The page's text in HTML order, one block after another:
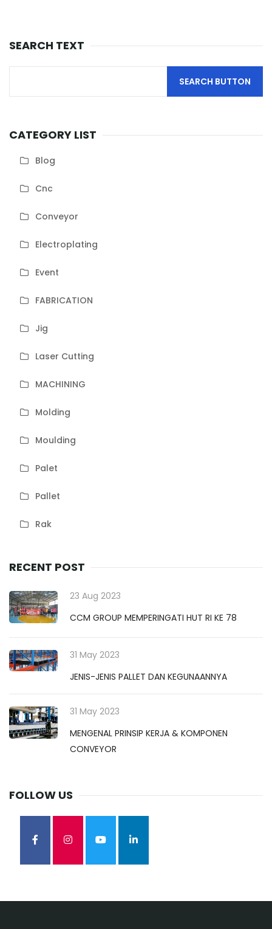
SEARCH TEXT
CATEGORY LIST
Blog
Cnc
Conveyor
Electroplating
Event
FABRICATION
Jig
Laser Cutting
MACHINING
Molding
Moulding
Palet
Pallet
Rak
RECENT POST
23 Aug 2023
CCM GROUP MEMPERINGATI HUT RI KE 78
31 May 2023
JENIS-JENIS PALLET DAN KEGUNAANNYA
31 May 2023
MENGENAL PRINSIP KERJA & KOMPONEN
CONVEYOR
FOLLOW US